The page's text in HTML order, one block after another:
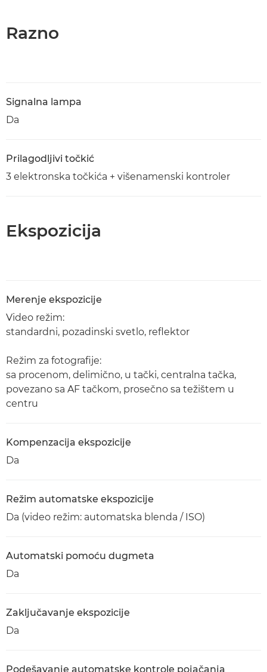
Razno
Signalna lampa
Da
Prilagodljivi točkić
3 elektronska točkića + višenamenski kontroler
Ekspozicija
Merenje ekspozicije
Video režim:
standardni, pozadinski svetlo, reflektor
Režim za fotografije:
sa procenom, delimično, u tački, centralna tačka,
povezano sa AF tačkom, prosečno sa težištem u
centru
Kompenzacija ekspozicije
Da
Režim automatske ekspozicije
Da (video režim: automatska blenda / ISO)
Automatski pomoću dugmeta
Da
Zaključavanje ekspozicije
Da
Podešavanje automatske kontrole pojačanja